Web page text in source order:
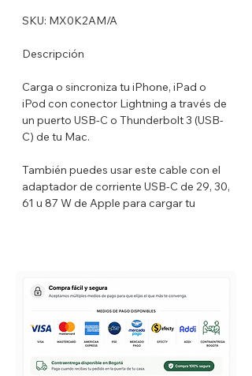
SKU: MX0K2AM/A
Descripción
Carga o sincroniza tu iPhone, iPad o
iPod con conector Lightning a través de
un puerto USB-C o Thunderbolt 3 (USB-
C) de tu Mac.
También puedes usar este cable con el
adaptador de corriente USB-C de 29, 30,
61 u 87 W de Apple para cargar tu
algunos modelos de iPad Pro.
Compatibilidad
iPhone 11 Pro, iPhone 11, iPhone Xr,